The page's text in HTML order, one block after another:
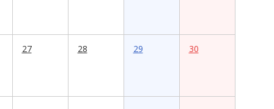
27 28 29 30